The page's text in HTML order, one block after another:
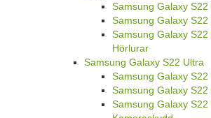
Samsung Galaxy
Samsung Galaxy S22
Samsung Galaxy
Hörlurar
Samsung Galaxy S22 Ultra
Samsung Galaxy
Samsung Galaxy S22
Samsung Galaxy